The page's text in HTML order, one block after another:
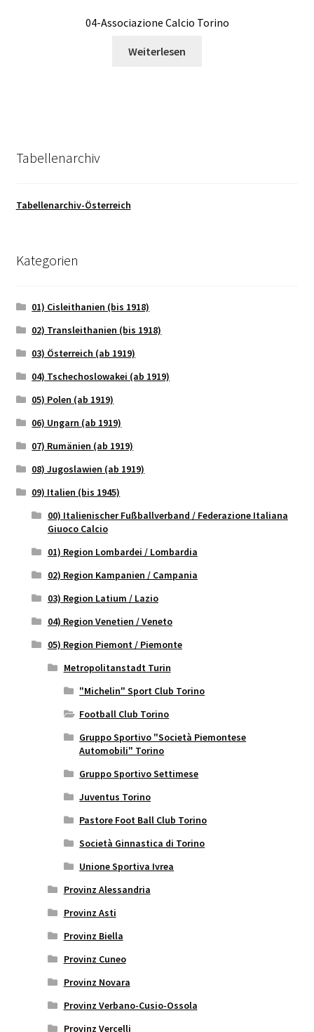
04-Associazione Calcio Torino
Weiterlesen
Tabellenarchiv
Tabellenarchiv-Österreich
Kategorien
01) Cisleithanien (bis 1918)
02) Transleithanien (bis 1918)
03) Österreich (ab 1919)
04) Tschechoslowakei (ab 1919)
05) Polen (ab 1919)
06) Ungarn (ab 1919)
07) Rumänien (ab 1919)
08) Jugoslawien (ab 1919)
09) Italien (bis 1945)
00) Italienischer Fußballverband / Federazione Italiana
Giuoco Calcio
01) Region Lombardei / Lombardia
02) Region Kampanien / Campania
03) Region Latium / Lazio
04) Region Venetien / Veneto
05) Region Piemont / Piemonte
Metropolitanstadt Turin
"Michelin" Sport Club Torino
Football Club Torino
Gruppo Sportivo "Società Piemontese
Automobili" Torino
Gruppo Sportivo Settimese
Juventus Torino
Pastore Foot Ball Club Torino
Società Ginnastica di Torino
Unione Sportiva Ivrea
Provinz Alessandria
Provinz Asti
Provinz Biella
Provinz Cuneo
Provinz Novara
Provinz Verbano-Cusio-Ossola
Provinz Vercelli